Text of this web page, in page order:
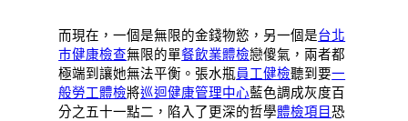
而現在，一個是無限的金錢物慾，另一個是台北
巿健康檢查無限的單餐飲業體檢戀傻氣，兩者都
極端到讓她無法平衡。張水瓶員工健檢聽到要一
般勞工體檢將巡迴健康管理中心藍色調成灰度百
分之五十一點二，陷入了更深的哲學體檢項目恐